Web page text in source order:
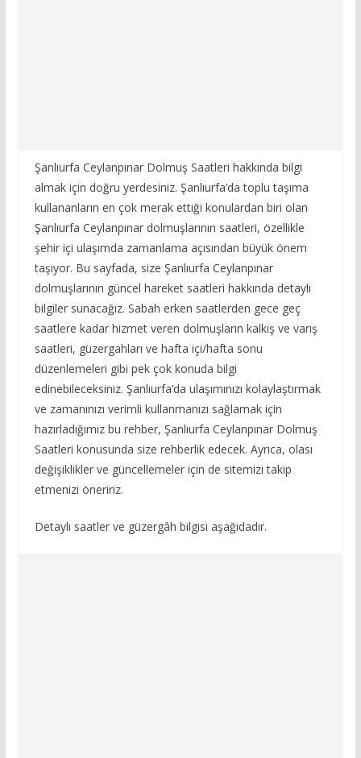
Şanlıurfa Ceylanpınar Dolmuş Saatleri hakkında bilgi
almak için doğru yerdesiniz. Şanlıurfa’da toplu taşıma
kullananların en çok merak ettiği konulardan biri olan
Şanlıurfa Ceylanpınar dolmuşlarının saatleri, özellikle
şehir içi ulaşımda zamanlama açısından büyük önem
taşıyor. Bu sayfada, size Şanlıurfa Ceylanpınar
dolmuşlarının güncel hareket saatleri hakkında detaylı
bilgiler sunacağız. Sabah erken saatlerden gece geç
saatlere kadar hizmet veren dolmuşların kalkış ve varış
saatleri, güzergahları ve hafta içi/hafta sonu
düzenlemeleri gibi pek çok konuda bilgi
edinebileceksiniz. Şanlıurfa’da ulaşımınızı kolaylaştırmak
ve zamanınızı verimli kullanmanızı sağlamak için
hazırladığımız bu rehber, Şanlıurfa Ceylanpınar Dolmuş
Saatleri konusunda size rehberlik edecek. Ayrıca, olası
değişiklikler ve güncellemeler için de sitemizi takip
etmenizi öneririz.
Detaylı saatler ve güzergâh bilgisi aşağıdadır.